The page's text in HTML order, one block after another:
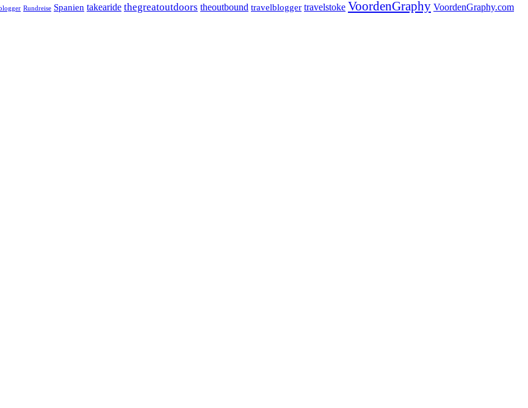
Rundreise Spanien takearide thegreatoutdoors theoutbound travelblogger travelstoke VoordenGraphy VoordenGraphy.com